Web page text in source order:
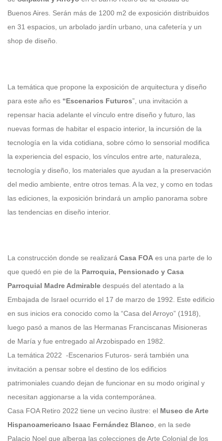
Buenos Aires. Serán más de 1200 m2 de exposición distribuidos
en 31 espacios, un arbolado jardín urbano, una cafetería y un
shop de diseño.
La temática que propone la exposición de arquitectura y diseño
para este año es “Escenarios Futuros”, una invitación a
repensar hacia adelante el vínculo entre diseño y futuro, las
nuevas formas de habitar el espacio interior, la incursión de la
tecnología en la vida cotidiana, sobre cómo lo sensorial modifica
la experiencia del espacio, los vínculos entre arte, naturaleza,
tecnología y diseño, los materiales que ayudan a la preservación
del medio ambiente, entre otros temas. A la vez, y como en todas
las ediciones, la exposición brindará un amplio panorama sobre
las tendencias en diseño interior.
La construcción donde se realizará Casa FOA es una parte de lo
que quedó en pie de la Parroquia, Pensionado y Casa
Parroquial Madre Admirable después del atentado a la
Embajada de Israel ocurrido el 17 de marzo de 1992. Este edificio
en sus inicios era conocido como la “Casa del Arroyo” (1918),
luego pasó a manos de las Hermanas Franciscanas Misioneras
de María y fue entregado al Arzobispado en 1982.
La temática 2022 -Escenarios Futuros- será también una
invitación a pensar sobre el destino de los edificios
patrimoniales cuando dejan de funcionar en su modo original y
necesitan aggionarse a la vida contemporánea.
Casa FOA Retiro 2022 tiene un vecino ilustre: el Museo de Arte
Hispanoamericano Isaac Fernández Blanco , en la sede
Palacio Noel que alberga las colecciones de Arte Colonial de los